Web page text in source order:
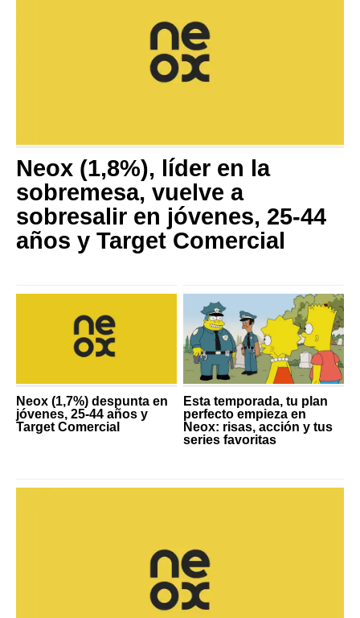
Neox (1,8%), líder en la
sobremesa, vuelve a
sobresalir en jóvenes, 25-44
años y Target Comercial
Neox (1,7%) despunta en
jóvenes, 25-44 años y
Target Comercial
Esta temporada, tu plan
perfecto empieza en
Neox: risas, acción y tus
series favoritas